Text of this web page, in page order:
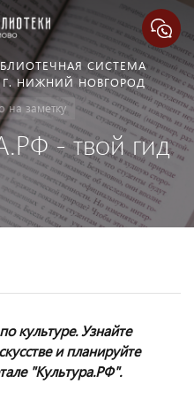
СИСТЕМА
НИЖНИЙ НОВГОРОД
на заметку
- твой гид
культуре. Узнайте
и планируйте
"Культура.РФ".